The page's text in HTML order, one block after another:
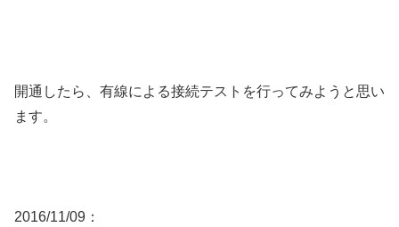
開通したら、有線による接続テストを行ってみようと思い
ます。
2016/11/09：